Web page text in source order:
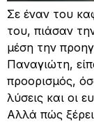
Σε έναν του
του, πιάσαν
μέση την
Παναγιώτη,
προορισμός,
λύσεις και οι
Αλλά πώς